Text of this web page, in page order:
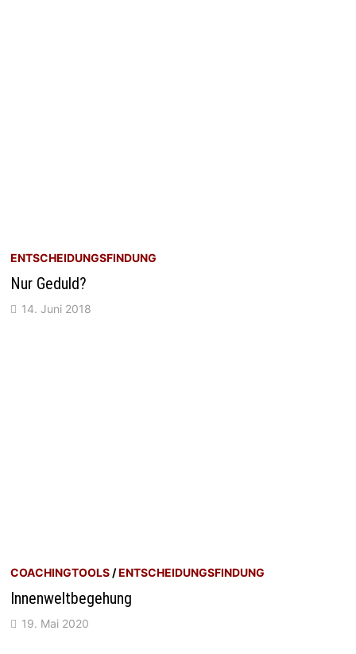
ENTSCHEIDUNGSFINDUNG
Nur Geduld?
14. Juni 2018
COACHINGTOOLS /ENTSCHEIDUNGSFINDUNG
Innenweltbegehung
19. Mai 2020